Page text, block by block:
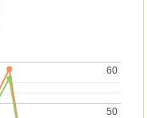
50
50
60
60